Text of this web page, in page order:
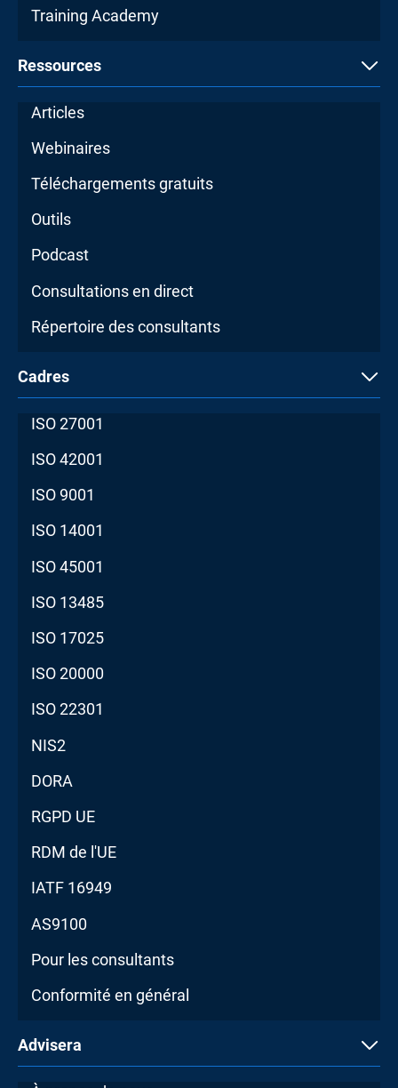
Training Academy
Ressources
Articles
Webinaires
Téléchargements gratuits
Outils
Podcast
Consultations en direct
Répertoire des consultants
Cadres
ISO 27001
ISO 42001
ISO 9001
ISO 14001
ISO 45001
ISO 13485
ISO 17025
ISO 20000
ISO 22301
NIS2
DORA
RGPD UE
RDM de l'UE
IATF 16949
AS9100
Pour les consultants
Conformité en général
Advisera